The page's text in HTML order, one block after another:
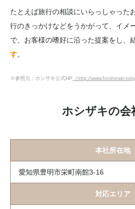
たとえば旅行の相談にいらっしゃった
行のきっかけなどをうかがって、イメ
で、お客様の嗜好に沿った提案をし、
す。
※参照元：ホシザキ公式HP （http://www.hoshizaki-
ホシザキの会
本社所在地
愛知県豊明市栄町南館3-16
対応エリア